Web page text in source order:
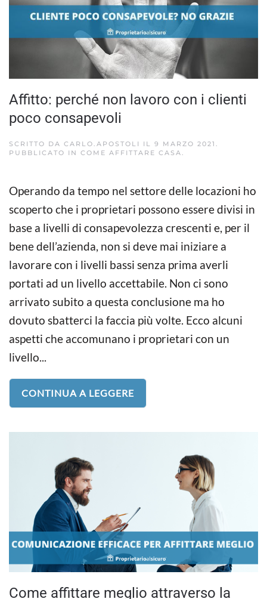
Affitto: perché non lavoro con i clienti
poco consapevoli
SCRITTO DA CARLO.APOSTOLI IL 9 MARZO 2021 .
PUBBLICATO IN COME AFFITTARE CASA.
Operando da tempo nel settore delle locazioni ho
scoperto che i proprietari possono essere divisi in
base a livelli di consapevolezza crescenti e, per il
bene dell’azienda, non si deve mai iniziare a
lavorare con i livelli bassi senza prima averli
portati ad un livello accettabile. Non ci sono
arrivato subito a questa conclusione ma ho
dovuto sbatterci la faccia più volte. Ecco alcuni
aspetti che accomunano i proprietari con un
livello...
CONTINUA A LEGGERE
Come affittare meglio attraverso la